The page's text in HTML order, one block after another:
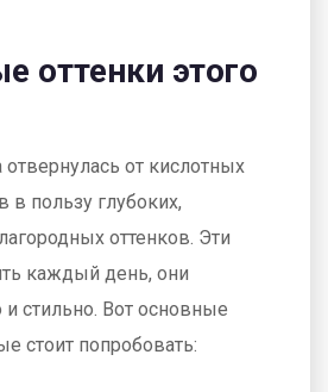
оттенки этого
от кислотных
в пользу глубоких,
оттенков. Эти
каждый день, они
стильно. Вот основные
стоит попробовать: